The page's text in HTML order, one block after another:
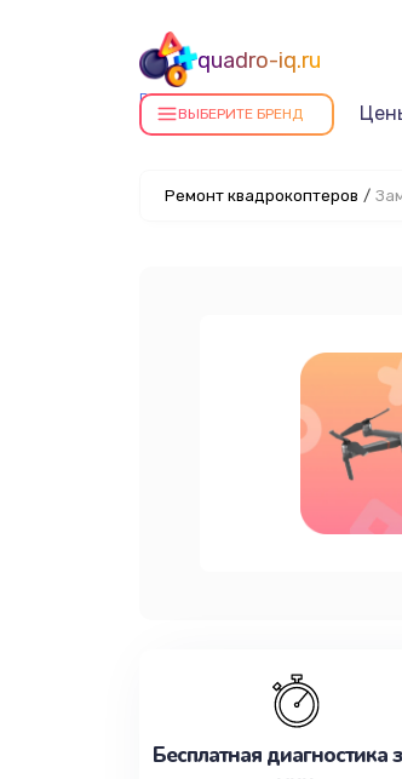
quadro-iq.ru
Ремонт квадрокоптеров в
ОренбургеВЫБЕРИТЕ БРЕНД
Ремонт квадрокоптеров /
Бесплатная диагностика